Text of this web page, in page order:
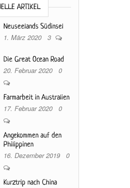
ARTIKEL
Neuseelands Südinsel
1. März 2020 3
Die Great Ocean Road
20. Februar 2020 0
Farmarbeit in Australien
17. Februar 2020 0
Angekommen auf den
Philippinen
16. Dezember 2019 0
Kurztrip nach China